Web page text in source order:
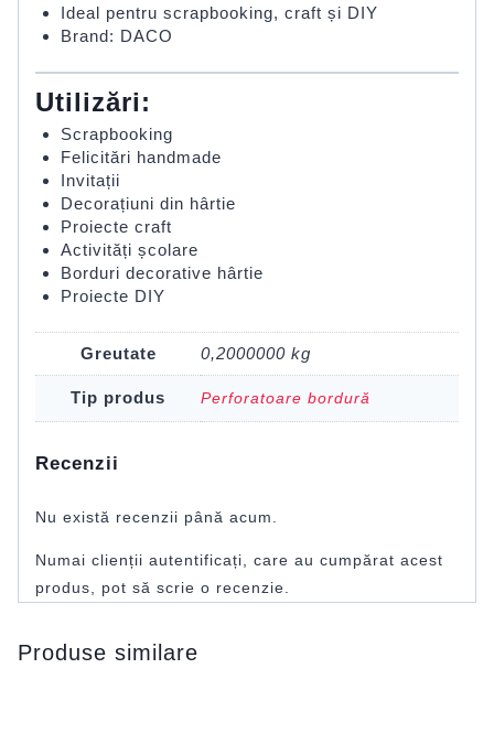
Ideal pentru scrapbooking, craft și DIY
Brand: DACO
Utilizări:
Scrapbooking
Felicitări handmade
Invitații
Decorațiuni din hârtie
Proiecte craft
Activități școlare
Borduri decorative hârtie
Proiecte DIY
Greutate 0,2000000 kg
Tip produs Perforatoare bordură
Recenzii
Nu există recenzii până acum.
Numai clienții autentificați, care au cumpărat acest
produs, pot să scrie o recenzie.
Produse similare